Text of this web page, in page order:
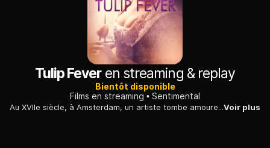
Tulip Feveren streaming & replay
Bientôt disponible
Films en streaming
Sentimental
Au XVIIe siècle, à Amsterdam, un artiste tombe amoureux d'une jeune femme mariée alors qu'il est chargé de peindre son portrait pendant la "tulipomania"...Voir plus